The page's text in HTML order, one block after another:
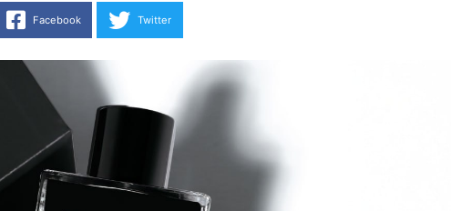
Facebook Twitter